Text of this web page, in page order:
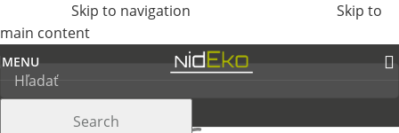
Skip to navigation
Skip to
main content
MENU
Search